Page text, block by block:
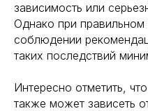
зависимость или
Однако при правильном
соблюдении
таких последствий
Интересно отметить,
также может зависеть